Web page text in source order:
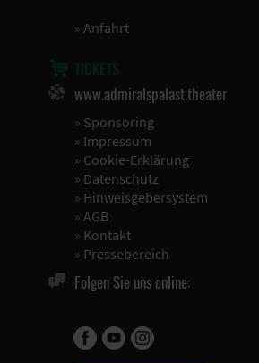
» Anfahrt
TICKETS
www.admiralspalast.theater
» Sponsoring
» Impressum
» Cookie-Erklärung
» Datenschutz
» Hinweisgebersystem
» AGB
» Kontakt
» Pressebereich
Folgen Sie uns online: